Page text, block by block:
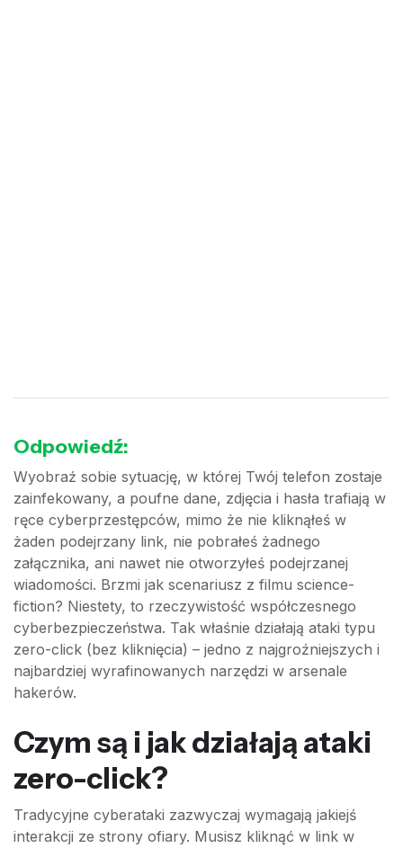
Odpowiedź:
Wyobraź sobie sytuację, w której Twój telefon zostaje
zainfekowany, a poufne dane, zdjęcia i hasła trafiają w
ręce cyberprzestępców, mimo że nie kliknąłeś w
żaden podejrzany link, nie pobrałeś żadnego
załącznika, ani nawet nie otworzyłeś podejrzanej
wiadomości. Brzmi jak scenariusz z filmu science-
fiction? Niestety, to rzeczywistość współczesnego
cyberbezpieczeństwa. Tak właśnie działają ataki typu
zero-click (bez kliknięcia) – jedno z najgroźniejszych i
najbardziej wyrafinowanych narzędzi w arsenale
hakerów.
Czym są i jak działają ataki
zero-click?
Tradycyjne cyberataki zazwyczaj wymagają jakiejś
interakcji ze strony ofiary. Musisz kliknąć w link w